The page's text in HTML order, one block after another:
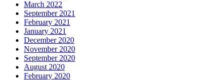
March 2022
September 2021
February 2021
January 2021
December 2020
November 2020
September 2020
August 2020
February 2020